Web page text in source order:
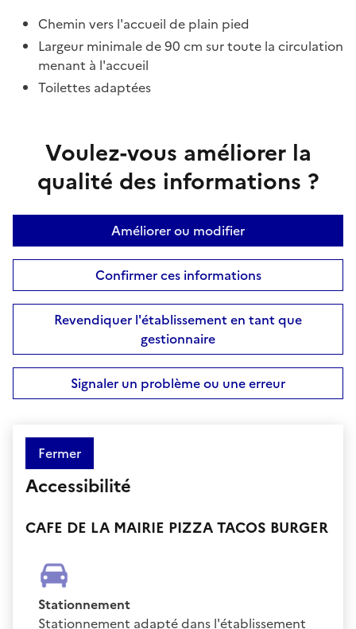
Chemin vers l'accueil de plain pied
Largeur minimale de 90 cm sur toute la circulation
menant à l'accueil
Toilettes adaptées
Voulez-vous améliorer la
qualité des informations ?
Améliorer ou modifier
Confirmer ces informations
Revendiquer l'établissement en tant que
gestionnaire
Signaler un problème ou une erreur
Fermer
Accessibilité
CAFE DE LA MAIRIE PIZZA TACOS BURGER
Stationnement
Stationnement adapté dans l'établissement